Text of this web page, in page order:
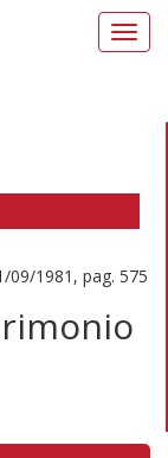
09/1981, pag. 575